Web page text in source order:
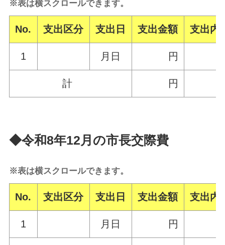
※表は横スクロールできます。
No. 支出区分 支出日 支出金額 支出内
1 月日 円
計 円
◆令和8年12月の市長交際費
※表は横スクロールできます。
No. 支出区分 支出日 支出金額 支出内
1 月日 円